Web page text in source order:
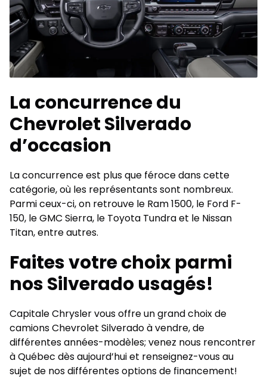
La concurrence du
Chevrolet Silverado
d’occasion
La concurrence est plus que féroce dans cette
catégorie, où les représentants sont nombreux.
Parmi ceux-ci, on retrouve le Ram 1500, le Ford F-
150, le GMC Sierra, le Toyota Tundra et le Nissan
Titan, entre autres.
Faites votre choix parmi
nos Silverado usagés!
Capitale Chrysler vous offre un grand choix de
camions Chevrolet Silverado à vendre, de
différentes années-modèles; venez nous rencontrer
à Québec dès aujourd’hui et renseignez-vous au
sujet de nos différentes options de financement!